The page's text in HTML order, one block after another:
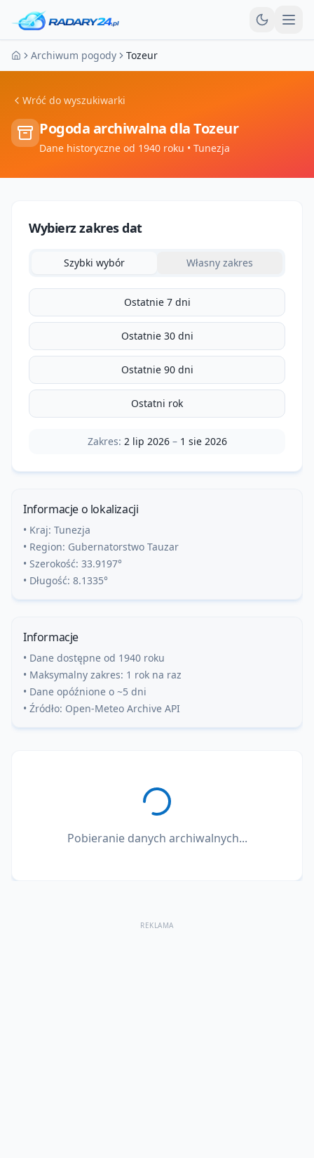
Strona główna
Archiwum pogody Tozeur
Wróć do wyszukiwarki
Pogoda archiwalna dlaTozeur
Dane historyczne od 1940 roku • Tunezja
Wybierz zakres dat
Szybki wybór Własny zakres
Ostatnie 7 dni
Ostatnie 30 dni
Ostatnie 90 dni
Ostatni rok
Zakres: 2 lip 2026– 1 sie 2026
Informacje o lokalizacji
• Kraj: Tunezja
• Region: Gubernatorstwo Tauzar
• Szerokość: 33.9197°
• Długość: 8.1335°
Informacje
• Dane dostępne od 1940 roku
• Maksymalny zakres: 1 rok na raz
• Dane opóźnione o ~5 dni
• Źródło: Open-Meteo Archive API
Pobieranie danych archiwalnych...
REKLAMA